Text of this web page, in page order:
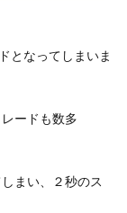
となってしまいま
ードも数多
まい、２秒のス